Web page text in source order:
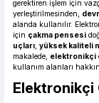
gerektiren işlem için
yerleştirilmesinden,
alanda kullanılır.
için çakma pensesi
uçları yüksek kaliteli
makalede, elektronikçi
kullanım alanları
Elektronikçi